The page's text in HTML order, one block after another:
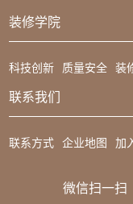
装修学院
科技创新 质量安全 装
联系我们
联系方式 企业地图 加
微信扫一扫